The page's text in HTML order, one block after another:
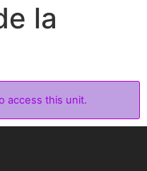
la
access this unit.